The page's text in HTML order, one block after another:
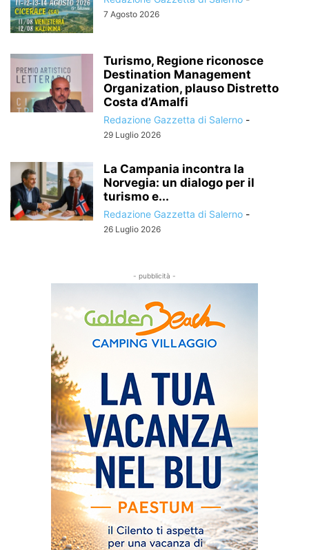
7 Agosto 2026
Turismo, Regione riconosce
Destination Management
Organization, plauso Distretto
Costa d’Amalfi
Redazione Gazzetta di Salerno -
29 Luglio 2026
La Campania incontra la
Norvegia: un dialogo per il
turismo e...
Redazione Gazzetta di Salerno -
26 Luglio 2026
- pubblicità -